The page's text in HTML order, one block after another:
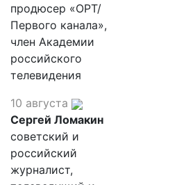
продюсер «ОРТ/
Первого канала»,
член Академии
российского
телевидения
10 августа
Сергей Ломакин
советский и
российский
журналист,